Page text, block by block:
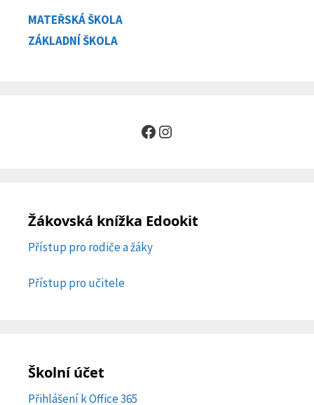
MATEŘSKÁ ŠKOLA
ZÁKLADNÍ ŠKOLA
Facebook
Instagram
Žákovská knížka Edookit
Přístup pro rodiče a žáky
Přístup pro učitele
Školní účet
Přihlášení k Office 365